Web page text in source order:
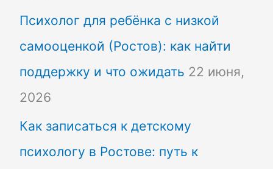
Психолог для ребёнка с низкой
самооценкой (Ростов): как найти
поддержку и что ожидать 22 июня,
2026
Как записаться к детскому
психологу в Ростове: путь к